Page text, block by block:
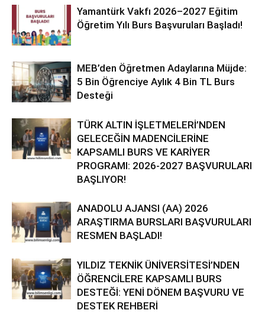
Yamantürk Vakfı 2026–2027 Eğitim
Öğretim Yılı Burs Başvuruları Başladı!
MEB’den Öğretmen Adaylarına Müjde:
5 Bin Öğrenciye Aylık 4 Bin TL Burs
Desteği
TÜRK ALTIN İŞLETMELERİ’NDEN
GELECEĞİN MADENCİLERİNE
KAPSAMLI BURS VE KARİYER
PROGRAMI: 2026-2027 BAŞVURULARI
BAŞLIYOR!
ANADOLU AJANSI (AA) 2026
ARAŞTIRMA BURSLARI BAŞVURULARI
RESMEN BAŞLADI!
YILDIZ TEKNİK ÜNİVERSİTESİ’NDEN
ÖĞRENCİLERE KAPSAMLI BURS
DESTEĞİ: YENİ DÖNEM BAŞVURU VE
DESTEK REHBERİ